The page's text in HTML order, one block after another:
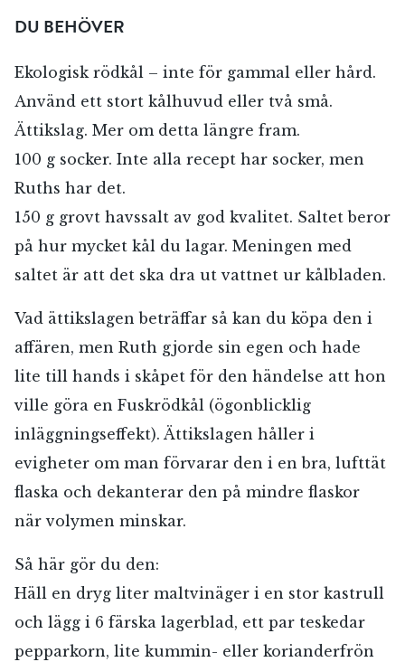
Jag accepterar villkoren.
RÖSTA
ÅNGRA OCH STÄNG
DU BEHÖVER
Ekologisk rödkål – inte för gammal eller hård.
Använd ett stort kålhuvud eller två små.
Ättikslag. Mer om detta längre fram.
100 g socker. Inte alla recept har socker, men
Ruths har det.
150 g grovt havssalt av god kvalitet. Saltet beror
på hur mycket kål du lagar. Meningen med
saltet är att det ska dra ut vattnet ur kålbladen.
Vad ättikslagen beträffar så kan du köpa den i
affären, men Ruth gjorde sin egen och hade
lite till hands i skåpet för den händelse att hon
ville göra en Fuskrödkål (ögonblicklig
inläggningseffekt). Ättikslagen håller i
evigheter om man förvarar den i en bra, lufttät
flaska och dekanterar den på mindre flaskor
när volymen minskar.
Så här gör du den:
Häll en dryg liter maltvinäger i en stor kastrull
och lägg i 6 färska lagerblad, ett par teskedar
pepparkorn, lite kummin- eller korianderfrön